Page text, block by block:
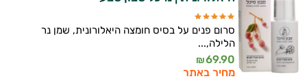
סרום פנים על בסיס חומצה היאלורונית, שמן נר
הלילה,...
69.90
₪
מחיר באתר
אני כאן כדי לעזור לך להתאים את תוספי
התזונה ומוצרי הבריאות המדויקים למטרות
ולמצב הגופני שלך, ולהסביר לך אילו רכיבים
עובדים יחד כדי למקסם תוצאות גם בחיי היום
יום וגם בתחום הכושר והספורט.